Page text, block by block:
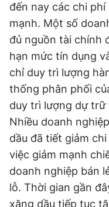
đến nay các chi
mạnh. Một số
đủ nguồn tài chính
hạn mức tín dụng
chỉ duy trì lượng
thống phân phối
duy trì lượng dự
Nhiều doanh
dầu đã tiết giảm
việc giảm mạnh
doanh nghiệp bán
lỗ. Thời gian gần
xăng dầu tiếp tục